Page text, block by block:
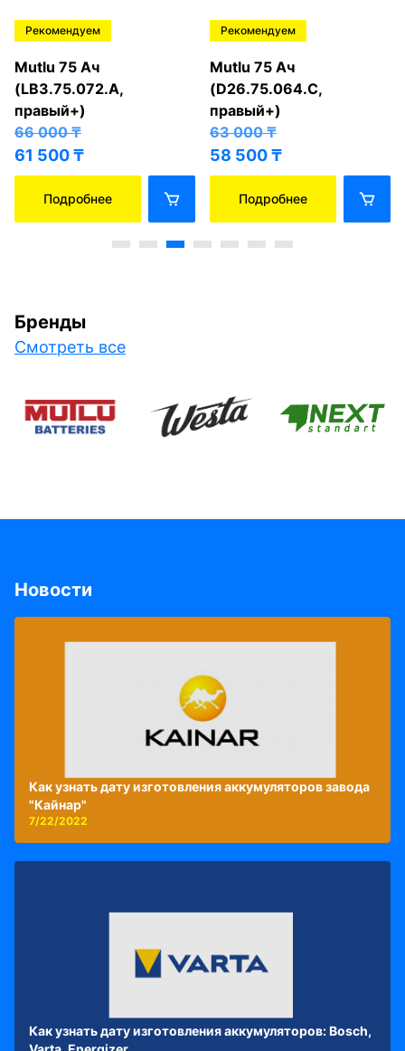
Рекомендуем
Mutlu 75 Ач
(LB3.75.072.A,
правый+)
66 000₸
61 500₸
Подробнее
Рекомендуем
Mutlu 75 Ач
(D26.75.064.C,
правый+)
63 000₸
58 500₸
Подробнее
Бренды
Смотреть все
Новости
Как узнать дату изготовления аккумуляторов завода
"Кайнар"
7/22/2022
Как узнать дату изготовления аккумуляторов: Bosch,